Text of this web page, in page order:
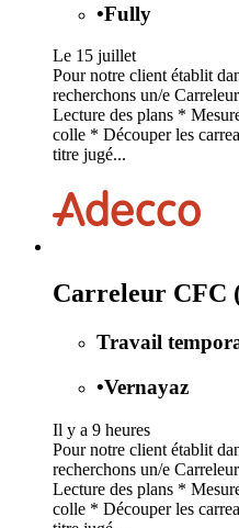
•Fully
Le 15 juillet
Pour notre client établit
recherchons un/e
Lecture des plans *
colle * Découper les
titre jugé...
Carreleur CFC
Travail
•Vernayaz
Il y a 9 heures
Pour notre client établit
recherchons un/e
Lecture des plans *
colle * Découper les